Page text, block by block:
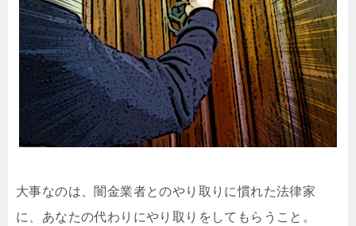
大事なのは、闇金業者とのやり取りに慣れた法律家
に、あなたの代わりにやり取りをしてもらうこと。